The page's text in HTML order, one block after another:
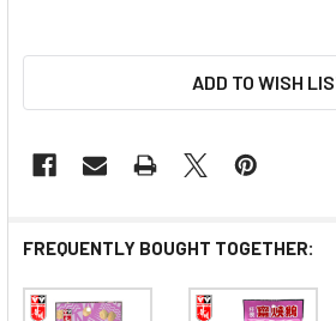
ADD TO WISH
FREQUENTLY BOUGHT TOGETHER: